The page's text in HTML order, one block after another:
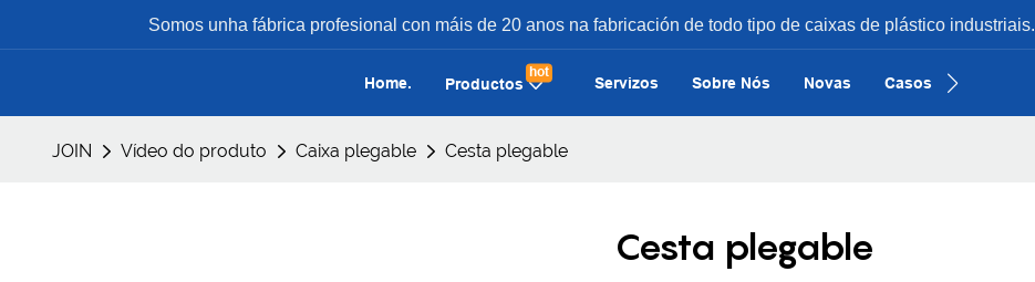
Somos unha fábrica profesional con máis de 20 anos na fabricación de todo tipo de caixas de plástico industriais.
Home. Productos
hot
Servizos Sobre Nós Novas Casos
JOIN Vídeo do produto Caixa plegable Cesta plegable
Cesta plegable